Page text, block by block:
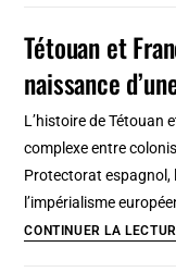
Tétouan et
naissance
L’histoire de Tétouan
complexe entre
Protectorat espagnol,
l’impérialisme
CONTINUER LA